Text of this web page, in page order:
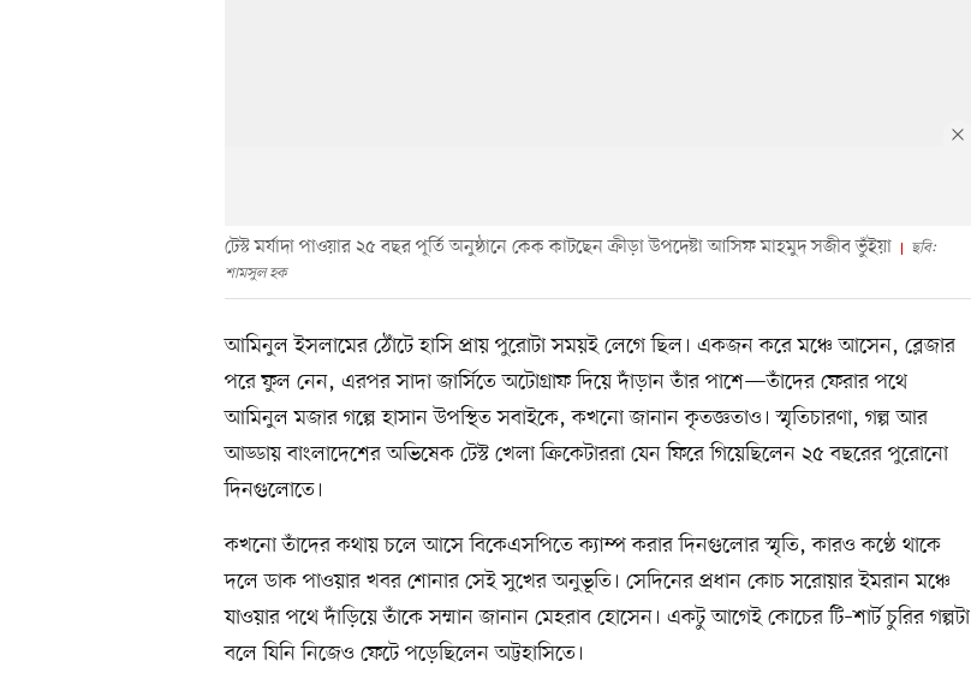
টেস্ট মর্যাদা পাওয়ার ২৫ বছর পূর্তি অনুষ্ঠানে কেক কাটছেন ক্রীড়া উপদেষ্টা আসিফ মাহমুদ সজীব ভুঁইয়া
ছবি:
শামসুল হক
আমিনুল ইসলামের ঠোঁটে হাসি প্রায় পুরোটা সময়ই লেগে ছিল। একজন করে মঞ্চে আসেন, ব্লেজার
পরে ফুল নেন, এরপর সাদা জার্সিতে অটোগ্রাফ দিয়ে দাঁড়ান তাঁর পাশে—তাঁদের ফেরার পথে
আমিনুল মজার গল্পে হাসান উপস্থিত সবাইকে, কখনো জানান কৃতজ্ঞতাও। স্মৃতিচারণা, গল্প আর
আড্ডায় বাংলাদেশের অভিষেক টেস্ট খেলা ক্রিকেটাররা যেন ফিরে গিয়েছিলেন ২৫ বছরের পুরোনো
দিনগুলোতে।
কখনো তাঁদের কথায় চলে আসে বিকেএসপিতে ক্যাম্প করার দিনগুলোর স্মৃতি, কারও কণ্ঠে থাকে
দলে ডাক পাওয়ার খবর শোনার সেই সুখের অনুভূতি। সেদিনের প্রধান কোচ সরোয়ার ইমরান মঞ্চে
যাওয়ার পথে দাঁড়িয়ে তাঁকে সম্মান জানান মেহরাব হোসেন। একটু আগেই কোচের টি–শার্ট চুরির গল্পটা
বলে যিনি নিজেও ফেটে পড়েছিলেন অট্টহাসিতে।